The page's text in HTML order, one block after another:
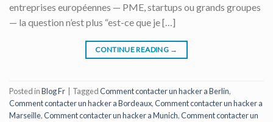
entreprises européennes — PME, startups ou grands groupes
— la question n’est plus “est-ce que je […]
CONTINUE READING →
Posted inBlog Fr TaggedComment contacter un hacker a Berlin,
Comment contacter un hacker a Bordeaux,Comment contacter un hacker a
Marseille,Comment contacter un hacker a Munich,Comment contacter un